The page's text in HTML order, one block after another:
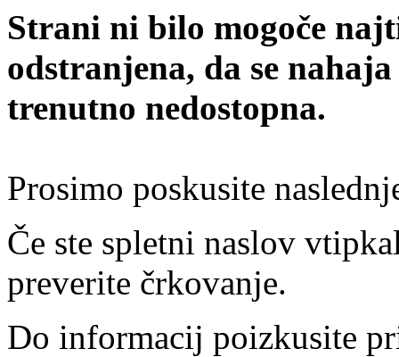
Strani ni bilo mogoče
odstranjena, da se
trenutno nedostopna.
Prosimo poskusite
Če ste spletni naslov
preverite črkovanje.
Do informacij poizkusite